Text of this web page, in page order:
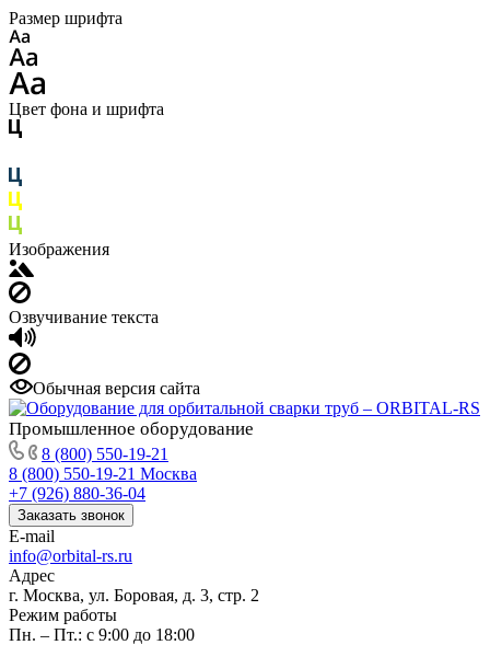
Размер шрифта
Цвет фона и шрифта
Изображения
Озвучивание текста
Обычная версия сайта
Промышленное оборудование
8 (800) 550-19-21
8 (800) 550-19-21 Москва
+7 (926) 880-36-04
Заказать звонок
E-mail
info@orbital-rs.ru
Адрес
г. Москва, ул. Боровая, д. 3, стр. 2
Режим работы
Пн. – Пт.: с 9:00 до 18:00